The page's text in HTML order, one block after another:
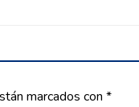
marcados con *